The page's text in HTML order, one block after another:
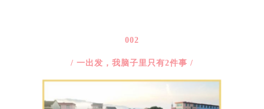
002
/ 一出发，我脑子里只有2件事 /